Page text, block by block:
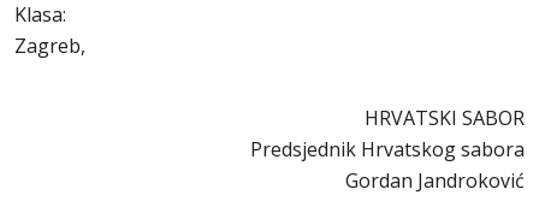
Klasa:
Zagreb,
HRVATSKI SABOR
Predsjednik Hrvatskog sabora
Gordan Jandroković